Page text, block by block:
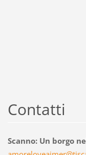
Contatti
Scanno: Un borgo